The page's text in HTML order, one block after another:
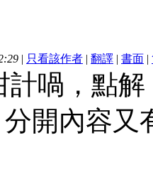
| 只看該作者 | 翻譯 | 書面 |
喎， 點解
分開內容又